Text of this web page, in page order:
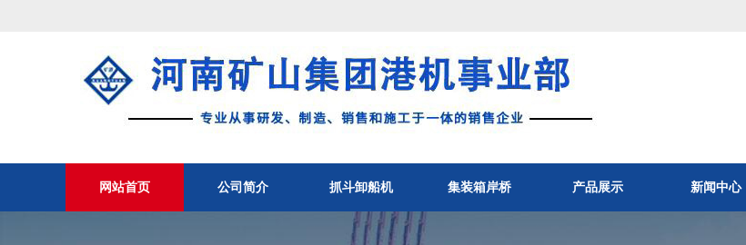
网站首页 公司简介 抓斗卸船机 集装箱岸桥 产品展示 新闻中心